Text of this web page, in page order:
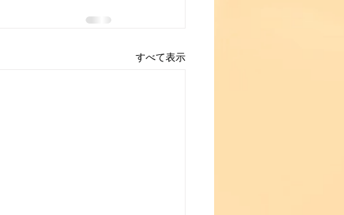
すべて表示